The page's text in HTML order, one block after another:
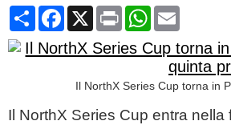
CondividiFacebook
X Print WhatsApp
Il NorthX Series Cup torna in
Il NorthX Series Cup entra